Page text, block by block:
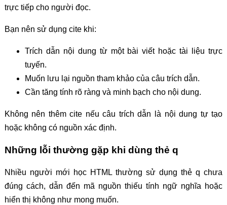
trực tiếp cho người đọc.
Bạn nên sử dụng cite khi:
Trích dẫn nội dung từ một bài viết hoặc tài liệu trực
tuyến.
Muốn lưu lại nguồn tham khảo của câu trích dẫn.
Cần tăng tính rõ ràng và minh bạch cho nội dung.
Không nên thêm cite nếu câu trích dẫn là nội dung tự tạo
hoặc không có nguồn xác định.
Những lỗi thường gặp khi dùng thẻ q
Nhiều người mới học HTML thường sử dụng thẻ q chưa
đúng cách, dẫn đến mã nguồn thiếu tính ngữ nghĩa hoặc
hiển thị không như mong muốn.